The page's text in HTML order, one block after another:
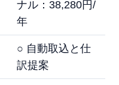
ナル：38,280円/
年
○ 自動取込と仕
訳提案